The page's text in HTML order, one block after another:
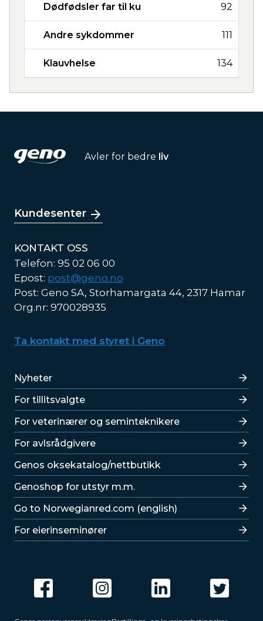
Dødfødsler far til ku 92
Andre sykdommer 111
Klauvhelse 134
Avler for bedre liv
Kundesenter
KONTAKT OSS
Telefon: 95 02 06 00
Epost: post@geno.no
Post: Geno SA, Storhamargata 44, 2317 Hamar
Org.nr: 970028935
Ta kontakt med styret i Geno
Lenker
Nyheter
For tillitsvalgte
For veterinærer og seminteknikere
For avlsrådgivere
Lenker
Genos oksekatalog/nettbutikk
Genoshop for utstyr m.m.
Go to Norwegianred.com (english)
For eierinseminører